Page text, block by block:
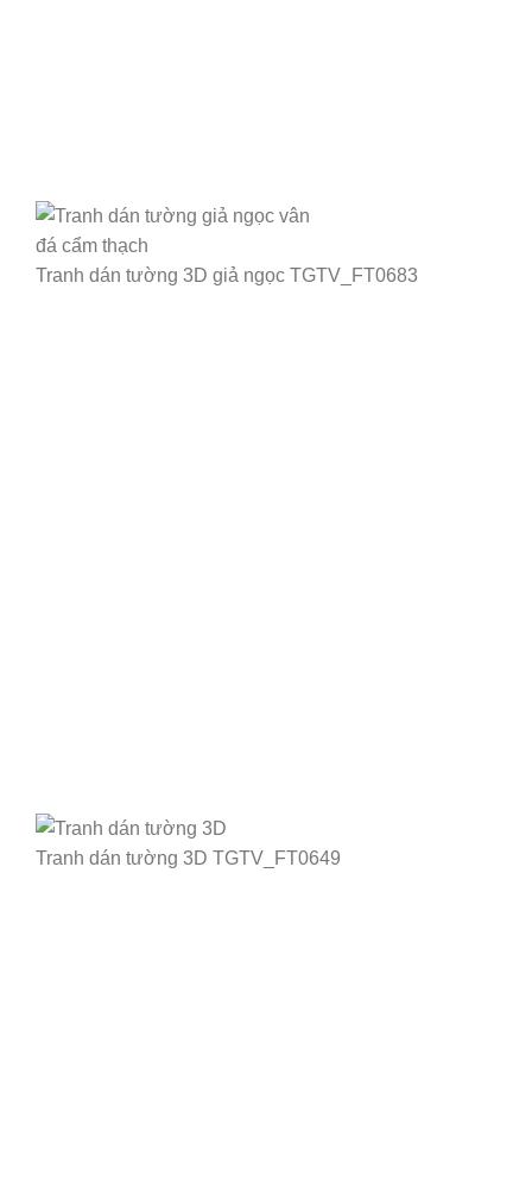
Tranh dán tường 3D giả ngọc TGTV_FT0683
Tranh dán tường 3D TGTV_FT0649